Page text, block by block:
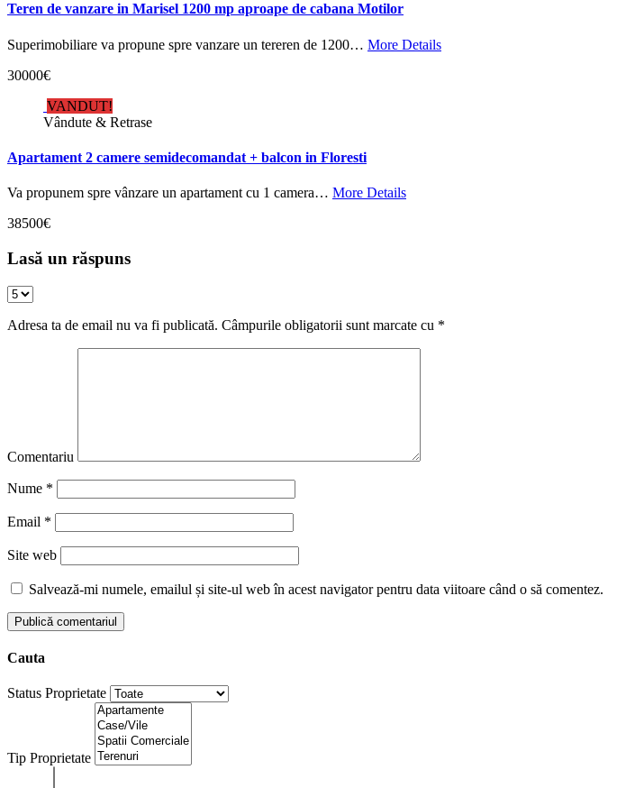
Teren de vanzare in Marisel 1200 mp aproape de cabana Motilor
Superimobiliare va propune spre vanzare un tereren de 1200… More Details
30000€
VANDUT!
Vândute & Retrase
Apartament 2 camere semidecomandat + balcon in Floresti
Va propunem spre vânzare un apartament cu 1 camera… More Details
38500€
Lasă un răspuns
Adresa ta de email nu va fi publicată. Câmpurile obligatorii sunt marcate cu *
Comentariu
Nume *
Email *
Site web
Salvează-mi numele, emailul și site-ul web în acest navigator pentru data viitoare când o să comentez.
Cauta
Status Proprietate
Tip Proprietate